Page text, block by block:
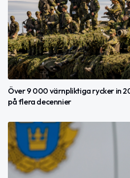
Över 9 000 värnpliktiga rycker in
på flera decennier